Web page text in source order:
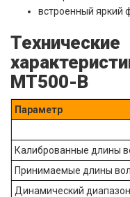
встроенный яркий
Технические
MT500-B
Параметр
Калиброванные длины
Принимаемые длины
Динамический диапазон